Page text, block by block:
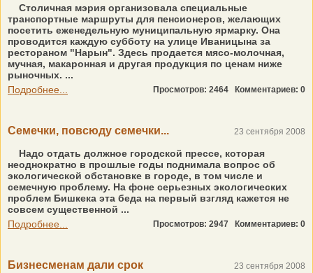
Столичная мэрия организовала специальные
транспортные маршруты для пенсионеров, желающих
посетить еженедельную муниципальную ярмарку. Она
проводится каждую субботу на улице Иваницына за
рестораном "Нарын". Здесь продается мясо-молочная,
мучная, макаронная и другая продукция по ценам ниже
рыночных. ...
Подробнее...
Просмотров: 2464 Комментариев: 0
Cемечки, повсюду семечки... 23 сентября 2008
Надо отдать должное городской прессе, которая
неоднократно в прошлые годы поднимала вопрос об
экологической обстановке в городе, в том числе и
семечную проблему. На фоне серьезных экологических
проблем Бишкека эта беда на первый взгляд кажется не
совсем существенной ...
Подробнее...
Просмотров: 2947 Комментариев: 0
Бизнесменам дали срок 23 сентября 2008